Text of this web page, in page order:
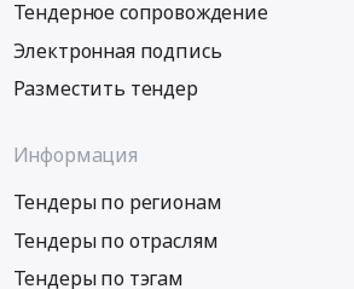
Тендерное сопровождение
Электронная подпись
Разместить тендер
Информация
Тендеры по регионам
Тендеры по отраслям
Тендеры по тэгам